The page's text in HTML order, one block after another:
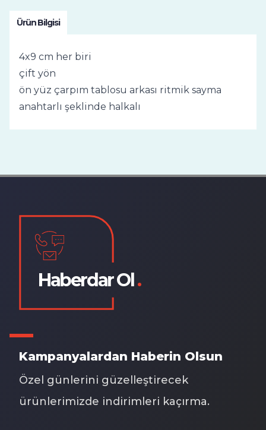
Ürün Bilgisi
4x9 cm her biri
çift yön
ön yüz çarpım tablosu arkası ritmik sayma
anahtarlı şeklinde halkalı
Haberdar Ol.
Kampanyalardan Haberin Olsun
Özel günlerini güzelleştirecek
ürünlerimizde indirimleri kaçırma.